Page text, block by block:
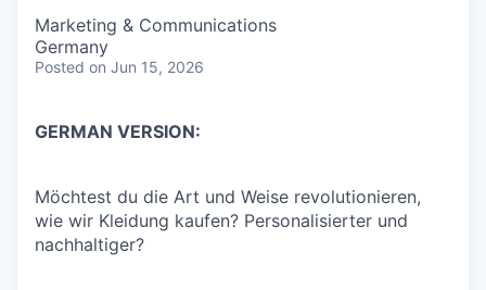
Marketing & Communications
Germany
Posted on Jun 15, 2026
GERMAN VERSION:
Möchtest du die Art und Weise revolutionieren,
wie wir Kleidung kaufen? Personalisierter und
nachhaltiger?